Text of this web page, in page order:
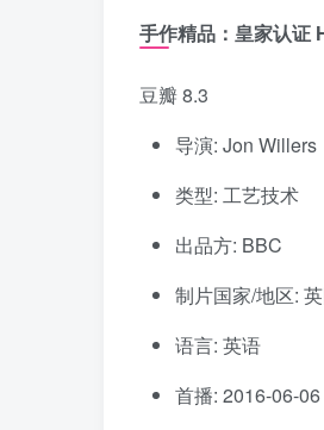
手作精品：皇家认
豆瓣 8.3
导演: Jon Willers
类型: 工艺技术
出品方: BBC
制片国家/地区:
语言: 英语
首播: 2016-06-06